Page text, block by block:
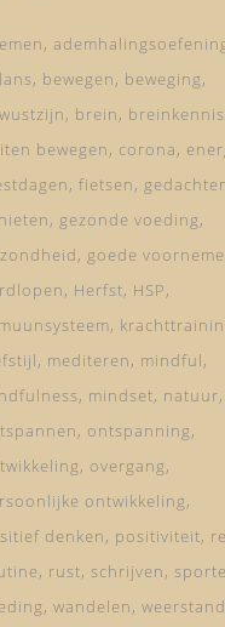
bewegen
beweging
brein
breinkennis
bewegen
corona
fietsen
gezonde voeding
goede
Herfst HSP
mediteren
mindful
mindset natuur
ontspanning
overgang
ontwikkeling
denken
positiviteit
rust schrijven
wandelen weerstand